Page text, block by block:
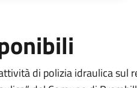
di polizia idraulica